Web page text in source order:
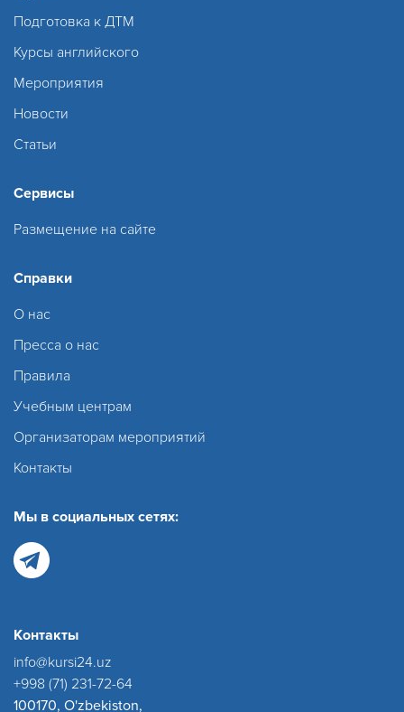
Подготовка к ДТМ
Курсы английского
Мероприятия
Новости
Статьи
Сервисы
Размещение на сайте
Справки
О нас
Пресса о нас
Правила
Учебным центрам
Организаторам мероприятий
Контакты
Мы в социальных сетях:
Контакты
info@kursi24.uz
+998 (71) 231-72-64
100170, O'zbekiston,